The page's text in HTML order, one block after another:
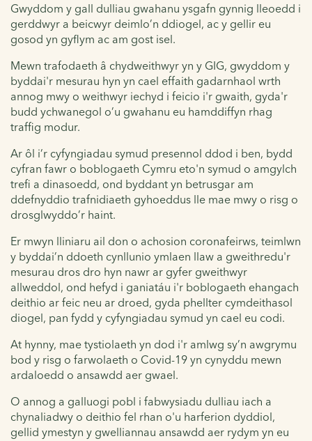
Gwyddom y gall dulliau gwahanu ysgafn gynnig lleoedd i
gerddwyr a beicwyr deimlo’n ddiogel, ac y gellir eu
gosod yn gyflym ac am gost isel.
Mewn trafodaeth â chydweithwyr yn y GIG, gwyddom y
byddai'r mesurau hyn yn cael effaith gadarnhaol wrth
annog mwy o weithwyr iechyd i feicio i'r gwaith, gyda'r
budd ychwanegol o’u gwahanu eu hamddiffyn rhag
traffig modur.
Ar ôl i’r cyfyngiadau symud presennol ddod i ben, bydd
cyfran fawr o boblogaeth Cymru eto'n symud o amgylch
trefi a dinasoedd, ond byddant yn betrusgar am
ddefnyddio trafnidiaeth gyhoeddus lle mae mwy o risg o
drosglwyddo’r haint.
Er mwyn lliniaru ail don o achosion coronafeirws, teimlwn
y byddai’n ddoeth cynllunio ymlaen llaw a gweithredu'r
mesurau dros dro hyn nawr ar gyfer gweithwyr
allweddol, ond hefyd i ganiatáu i'r boblogaeth ehangach
deithio ar feic neu ar droed, gyda phellter cymdeithasol
diogel, pan fydd y cyfyngiadau symud yn cael eu codi.
At hynny, mae tystiolaeth yn dod i'r amlwg sy’n awgrymu
bod y risg o farwolaeth o Covid-19 yn cynyddu mewn
ardaloedd o ansawdd aer gwael.
O annog a galluogi pobl i fabwysiadu dulliau iach a
chynaliadwy o deithio fel rhan o'u harferion dyddiol,
gellid ymestyn y gwelliannau ansawdd aer rydym yn eu